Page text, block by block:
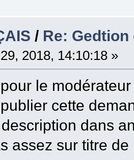
/ Re:
2018, 14:10:18 »
le modérateur
cette
dans
assez sur titre